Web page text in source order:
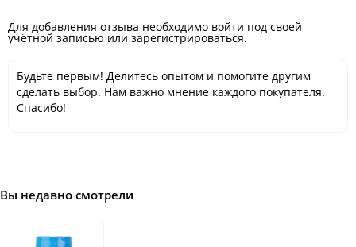
Для добавления отзыва необходимо войти под своей
учётной записью или зарегистрироваться.
Будьте первым! Делитесь опытом и помогите другим
сделать выбор. Нам важно мнение каждого покупателя.
Спасибо!
Вы недавно смотрели